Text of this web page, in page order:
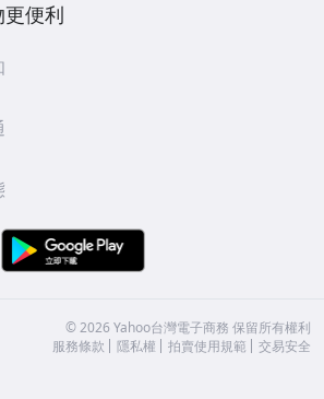
便利
APP Store
©2026 Yahoo台灣電子商務 保留所有權利
服務條款
隱私權 拍賣使用規範 交易安全